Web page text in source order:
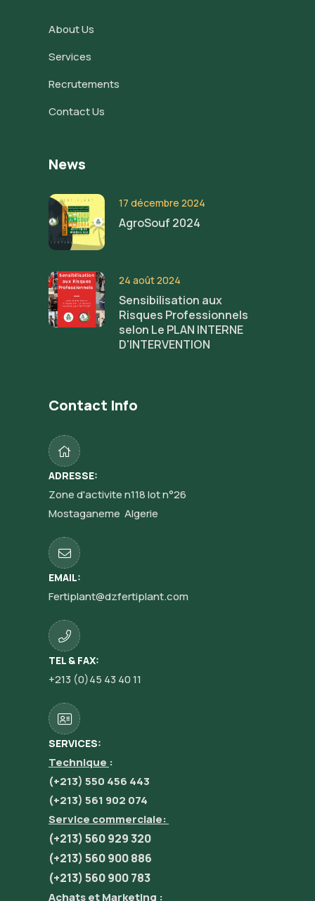
About Us
Services
Recrutements
Contact Us
News
17 décembre 2024
AgroSouf 2024
24 août 2024
Sensibilisation aux
Risques Professionnels
selon Le PLAN INTERNE
D'INTERVENTION
Contact Info
ADRESSE:
Zone d'activite n118 lot n°26
Mostaganeme Algerie
EMAIL:
Fertiplant@dzfertiplant.com
TEL & FAX:
+213 (0)45 43 40 11
SERVICES:
Technique :
(+213) 550 456 443
(+213) 561 902 074
Service commerciale:
(+213) 560 929 320
(+213) 560 900 886
(+213) 560 900 783
Achats et Marketing :